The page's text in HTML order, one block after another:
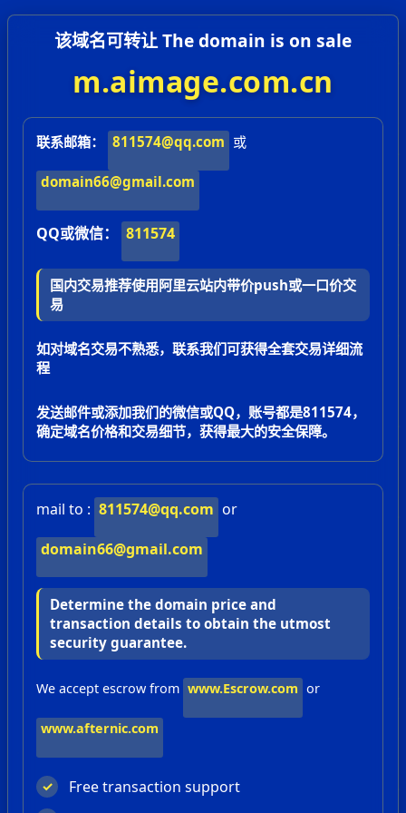
该域名可转让 The domain is on sale
m.aimage.com.cn
联系邮箱： 811574@qq.com 或
domain66@gmail.com
QQ或微信： 811574
国内交易推荐使用阿里云站内带价push或一口价交
易
如对域名交易不熟悉，联系我们可获得全套交易详细流
程
发送邮件或添加我们的微信或QQ，账号都是811574，
确定域名价格和交易细节，获得最大的安全保障。
mail to : 811574@qq.com or
domain66@gmail.com
Determine the domain price and
transaction details to obtain the utmost
security guarantee.
We accept escrow from www.Escrow.com or
www.afternic.com
Free transaction support